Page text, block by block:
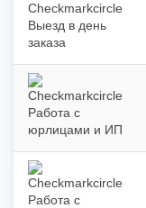
Выезд в день
заказа
Работа с
юрлицами и ИП
Работа с